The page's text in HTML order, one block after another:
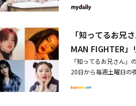
ーディションではない
E GIRLS FIGHTER』
う」と説明した。「
者）として活躍する予
TREET DANCE GIRLS
ができた。そして、恐
J、AIKI、リヘイ、ヒ
スパフォーマンスを
ョンフンとその場でダ
ージョンのオドンイッ
盛り上げた。「
し、芸能界の人気アイ
24歳に何していたの？
「知ってるお兄
MAN FIGHTER
「知ってるお兄さん
20日から毎週土曜日の
ミンのほか、最近新